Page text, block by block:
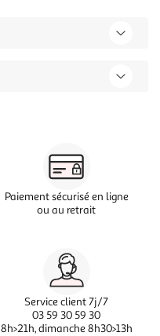
Paiement sécurisé en ligne
ou au retrait
Service client 7j/7
03 59 30 59 30
8h>21h, dimanche 8h30>13h